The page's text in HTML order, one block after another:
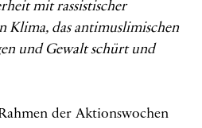
mit rassistischer
Klima, das antimuslimischen
und Gewalt schürt und
der Aktionswochen